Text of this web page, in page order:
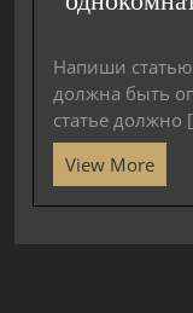
Напиши статью
должна быть
статье должно
View More